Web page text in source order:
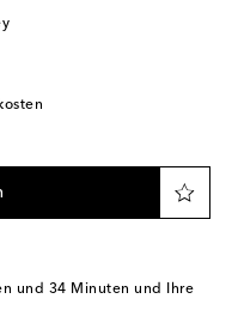
und 34 Minuten und Ihre